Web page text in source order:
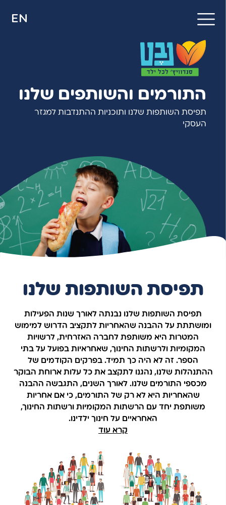
EN
התורמים והשותפים שלנו
תפיסת השותפות שלנו ותוכניות ההתנדבות למגזר
העסקי
תפיסת השותפות שלנו
תפיסת השותפות שלנו נבנתה לאורך שנות הפעילות
ומושתתת על ההבנה שהאחריות לתקציב הדרוש למימוש
המטרות היא משותפת לחברה האזרחית, לרשויות
המקומיות ולרשתות החינוך, שאחראיות בפועל על בתי
הספר. זה לא היה כך תמיד. בפרקים הקודמים של
ההתנהלות שלנו, נהגנו לתקצב את כל עלות ארוחת הבוקר
מכספי התורמים שלנו. לאורך השנים, התגבשה ההבנה
שהאחריות היא לא רק של התורמים, כי אם אחריות
משותפת יחד עם הרשתות המקומיות ורשתות החינוך,
האחראיים על חינוך ילדינו.
בין התורמים לבין השותפים.
היום נמצאים איתנו תורמים שהולכים איתנו כברת דרך של
שנים תודות לאמון ולבטחון שנבנה בינינו. ביניהם תורמים
מהמגזר העסקי, קרנות פילנתרופיות מהארץ ומהעולם,
קרא עוד